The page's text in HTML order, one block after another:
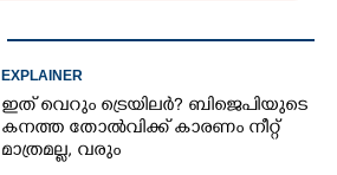
EXPLAINER
ഇത് വെറും ട്രെയിലർ? ബിജെപിയുടെ
കനത്ത തോൽവിക്ക് കാരണം നീറ്റ്
മാത്രമല്ല, വരും